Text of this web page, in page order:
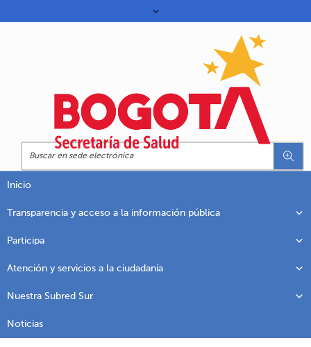
Inicio
Transparencia y acceso a la información pública
Participa
Atención y servicios a la ciudadanía
Nuestra Subred Sur
Noticias